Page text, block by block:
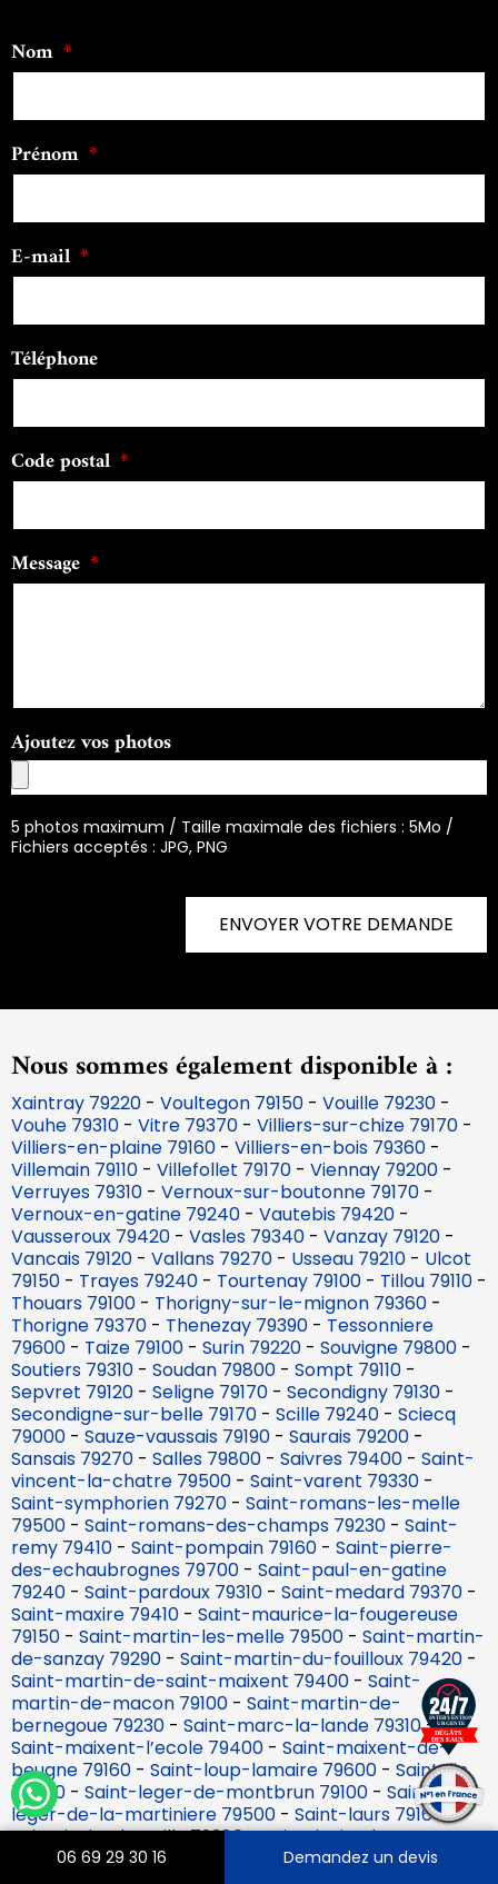
06 69 29 30 16 Demandez un devis
Nom
Prénom
E-mail
Téléphone
Code postal
Message
Ajoutez vos photos
5 photos maximum / Taille maximale des fichiers : 5Mo /
Fichiers acceptés : JPG, PNG
ENVOYER VOTRE DEMANDE
Nous sommes également disponible à :
Xaintray 79220 - Voultegon 79150 - Vouille 79230 -
Vouhe 79310 - Vitre 79370 - Villiers-sur-chize 79170 -
Villiers-en-plaine 79160 - Villiers-en-bois 79360 -
Villemain 79110 - Villefollet 79170 - Viennay 79200 -
Verruyes 79310 - Vernoux-sur-boutonne 79170 -
Vernoux-en-gatine 79240 - Vautebis 79420 -
Vausseroux 79420 - Vasles 79340 - Vanzay 79120 -
Vancais 79120 - Vallans 79270 - Usseau 79210 - Ulcot
79150 - Trayes 79240 - Tourtenay 79100 - Tillou 79110 -
Thouars 79100 - Thorigny-sur-le-mignon 79360 -
Thorigne 79370 - Thenezay 79390 - Tessonniere
79600 - Taize 79100 - Surin 79220 - Souvigne 79800 -
Soutiers 79310 - Soudan 79800 - Sompt 79110 -
Sepvret 79120 - Seligne 79170 - Secondigny 79130 -
Secondigne-sur-belle 79170 - Scille 79240 - Sciecq
79000 - Sauze-vaussais 79190 - Saurais 79200 -
Sansais 79270 - Salles 79800 - Saivres 79400 - Saint-
vincent-la-chatre 79500 - Saint-varent 79330 -
Saint-symphorien 79270 - Saint-romans-les-melle
79500 - Saint-romans-des-champs 79230 - Saint-
remy 79410 - Saint-pompain 79160 - Saint-pierre-
des-echaubrognes 79700 - Saint-paul-en-gatine
79240 - Saint-pardoux 79310 - Saint-medard 79370 -
Saint-maxire 79410 - Saint-maurice-la-fougereuse
79150 - Saint-martin-les-melle 79500 - Saint-martin-
de-sanzay 79290 - Saint-martin-du-fouilloux 79420 -
Saint-martin-de-saint-maixent 79400 - Saint-
martin-de-macon 79100 - Saint-martin-de-
bernegoue 79230 - Saint-marc-la-lande 79310-
Saint-maixent-l’ecole 79400 - Saint-maixent-de-
beugne 79160 - Saint-loup-lamaire 79600 - Saint-lin
79420 - Saint-leger-de-montbrun 79100 - Saint-
leger-de-la-martiniere 79500 - Saint-laurs 79160-
Saint-jouin-de-milly 79380-Saint-jouin-de-marnes
79600-Saint-jean-de-thouars 79100-Saint-jacques-